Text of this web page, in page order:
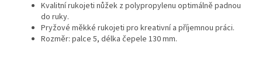
Kvalitní rukojeti nůžek z polypropylenu optimálně padnou
do ruky.
Pryžové měkké rukojeti pro kreativní a příjemnou práci.
Rozměr: palce 5, délka čepele 130 mm.